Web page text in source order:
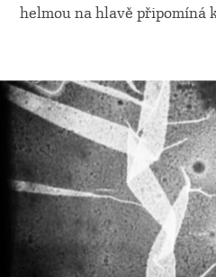
helmou na hlavě připomíná